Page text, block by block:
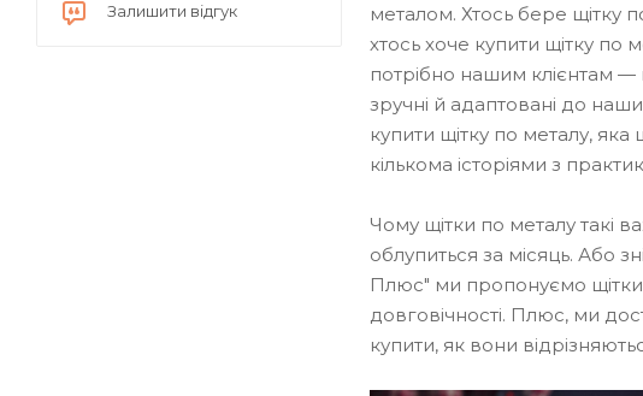
металом. Хтось бере щітку
хтось хоче купити щітку
потрібно нашим клієнтам —
зручні й адаптовані до
купити щітку по металу,
кількома історіями з
Чому щітки по металу такі
облупиться за місяць. Або
Плюс" ми пропонуємо щітки
довговічності. Плюс, ми
купити, як вони
Залишити відгук